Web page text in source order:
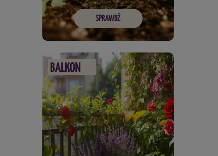
SPRAWDŹ
BALKON